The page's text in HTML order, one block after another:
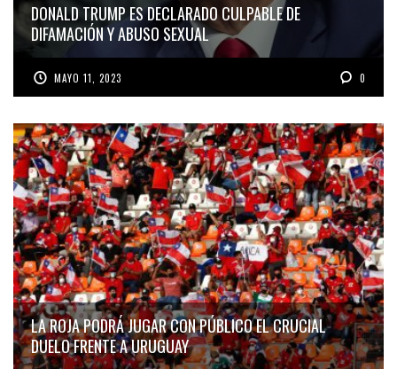
DONALD TRUMP ES DECLARADO CULPABLE DE
DIFAMACIÓN Y ABUSO SEXUAL
MAYO 11, 2023 0
LA ROJA PODRÁ JUGAR CON PÚBLICO EL CRUCIAL
DUELO FRENTE A URUGUAY